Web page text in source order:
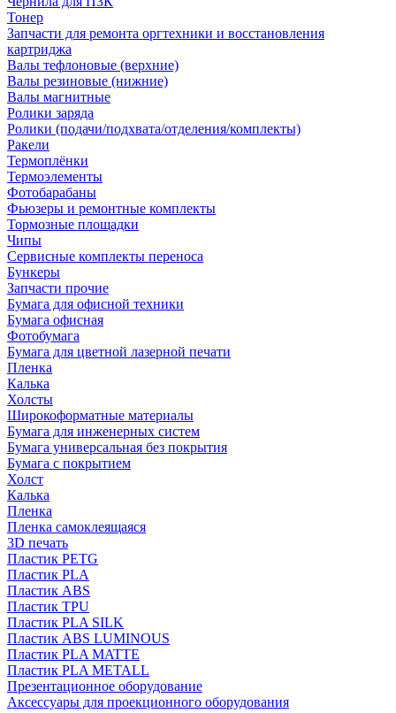
Тонер
Запчасти для ремонта оргтехники и восстановления
картриджа
Валы тефлоновые (верхние)
Валы резиновые (нижние)
Валы магнитные
Ролики заряда
Ролики (подачи/подхвата/отделения/комплекты)
Ракели
Термоплёнки
Термоэлементы
Фотобарабаны
Фьюзеры и ремонтные комплекты
Тормозные площадки
Чипы
Сервисные комплекты переноса
Бункеры
Запчасти прочие
Бумага для офисной техники
Бумага офисная
Фотобумага
Бумага для цветной лазерной печати
Пленка
Калька
Холсты
Широкоформатные материалы
Бумага для инженерных систем
Бумага универсальная без покрытия
Бумага с покрытием
Холст
Калька
Пленка
Пленка самоклеящаяся
3D печать
Пластик PETG
Пластик PLA
Пластик ABS
Пластик TPU
Пластик PLA SILK
Пластик ABS LUMINOUS
Пластик PLA MATTE
Пластик PLA METALL
Презентационное оборудование
Аксессуары для проекционного оборудования